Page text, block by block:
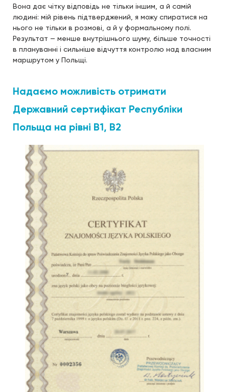
Вона дає чітку відповідь не тільки іншим, а й самій
людині: мій рівень підтверджений, я можу спиратися на
нього не тільки в розмові, а й у формальному полі.
Результат — менше внутрішнього шуму, більше точності
в плануванні і сильніше відчуття контролю над власним
маршрутом у Польщі.
Надаємо можливість отримати
Державний сертифікат Республіки
Польща на рівні В1, В2